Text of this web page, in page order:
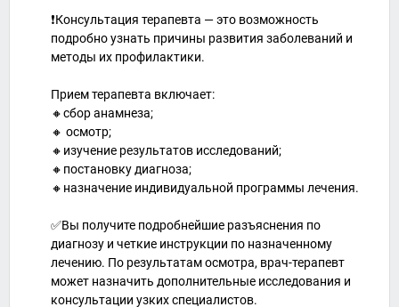
❗️Консультация терапевта — это возможность
подробно узнать причины развития заболеваний и
методы их профилактики.
Прием терапевта включает:
🔸сбор анамнеза;
🔸 осмотр;
🔸изучение результатов исследований;
🔸постановку диагноза;
🔸назначение индивидуальной программы лечения.
✅Вы получите подробнейшие разъяснения по
диагнозу и четкие инструкции по назначенному
лечению. По результатам осмотра, врач-терапевт
может назначить дополнительные исследования и
консультации узких специалистов.